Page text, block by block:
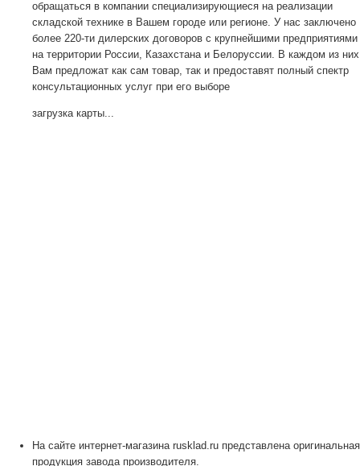
обращаться в компании специализирующиеся на реализации
складской технике в Вашем городе или регионе. У нас заключено
более 220-ти дилерских договоров с крупнейшими предприятиями
на территории России, Казахстана и Белоруссии. В каждом из них
Вам предложат как сам товар, так и предоставят полный спектр
консультационных услуг при его выборе
загрузка карты...
На сайте интернет-магазина rusklad.ru представлена оригинальная
продукция завода производителя.